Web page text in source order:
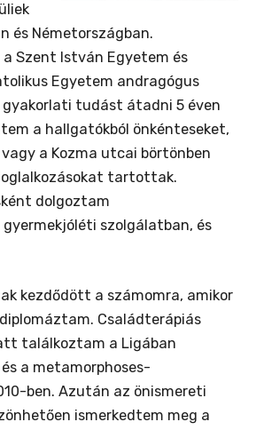
és Németországban.
Szent István Egyetem és
Egyetem andragógus
tudást átadni 5 éven
a hallgatókból önkénteseket,
a Kozma utcai börtönben
tartottak.
dolgoztam
szolgálatban, és
kezdődött a számomra, amikor
Családterápiás
találkoztam a Ligában
a metamorphoses-
ben. Azután az önismereti
ismerkedtem meg a